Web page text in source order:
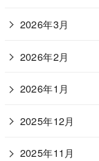
2026年3月
2026年2月
2026年1月
2025年12月
2025年11月